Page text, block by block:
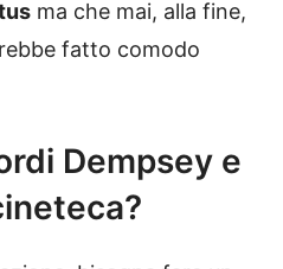
ma che mai, alla fine,
fatto comodo
Dempsey e